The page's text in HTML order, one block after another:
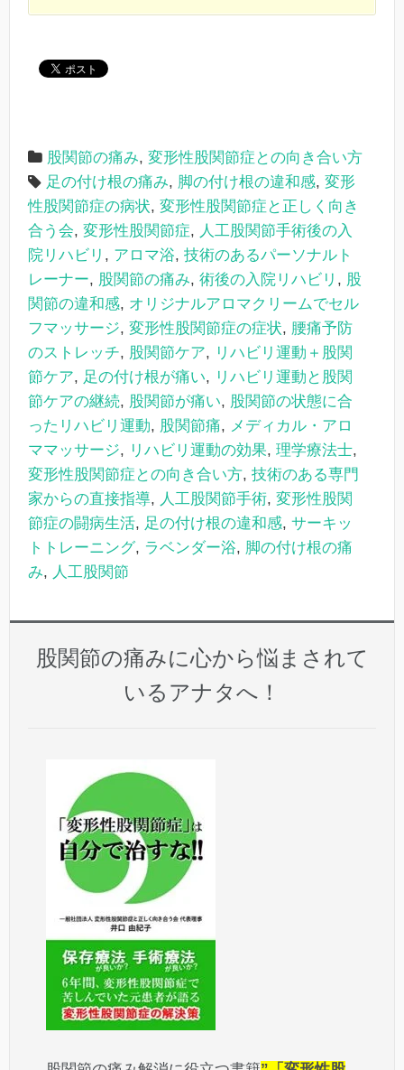
股関節の痛み, 変形性股関節症との向き合い方
足の付け根の痛み, 脚の付け根の違和感, 変形
性股関節症の病状, 変形性股関節症と正しく向き
合う会, 変形性股関節症, 人工股関節手術後の入
院リハビリ , アロマ浴, 技術のあるパーソナルト
レーナー, 股関節の痛み, 術後の入院リハビリ , 股
関節の違和感, オリジナルアロマクリームでセル
フマッサージ, 変形性股関節症の症状, 腰痛予防
のストレッチ, 股関節ケア, リハビリ運動＋股関
節ケア, 足の付け根が痛い, リハビリ運動と股関
節ケアの継続, 股関節が痛い, 股関節の状態に合
ったリハビリ運動, 股関節痛, メディカル・アロ
ママッサージ, リハビリ運動の効果, 理学療法士,
変形性股関節症との向き合い方, 技術のある専門
家からの直接指導, 人工股関節手術, 変形性股関
節症の闘病生活, 足の付け根の違和感, サーキッ
トトレーニング, ラベンダー浴, 脚の付け根の痛
み, 人工股関節
股関節の痛みに心から悩まされて
いるアナタへ！